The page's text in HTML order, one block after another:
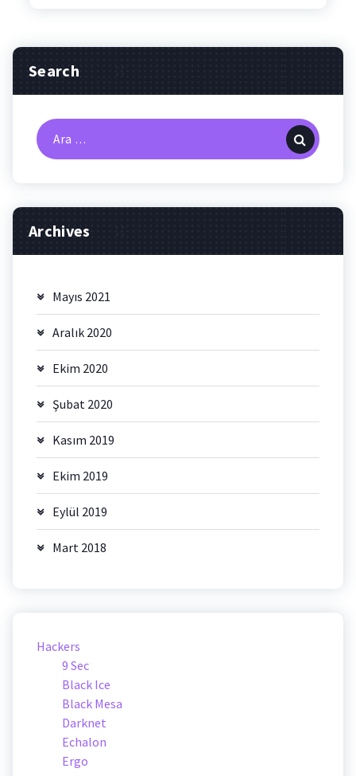
Search
Arama:
Archives
Mayıs 2021
Aralık 2020
Ekim 2020
Şubat 2020
Kasım 2019
Ekim 2019
Eylül 2019
Mart 2018
Hackers
9 Sec
Black Ice
Black Mesa
Darknet
Echalon
Ergo